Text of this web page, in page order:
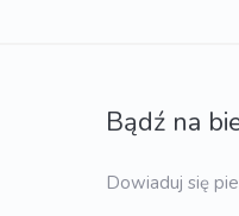
Bądź na
Dowiaduj się